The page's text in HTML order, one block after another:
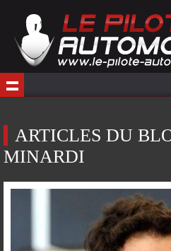
ARTICLES DU
MINARDI